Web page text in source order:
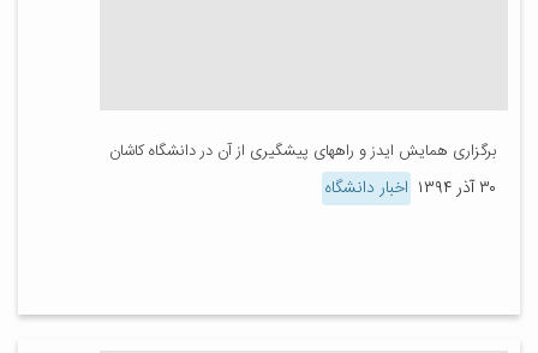
برگزاری همایش ایدز و راههای پیشگیری از آن در دانشگاه کاشان
۳۰ آذر ۱۳۹۴ اخبار دانشگاه